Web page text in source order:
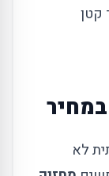
קטן
לא